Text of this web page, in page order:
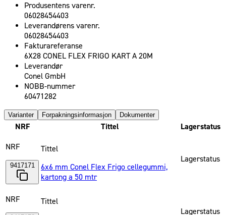
Produsentens varenr.
06028454403
Leverandørens varenr.
06028454403
Fakturareferanse
6X28 CONEL FLEX FRIGO KART A 20M
Leverandør
Conel GmbH
NOBB-nummer
60471282
Varianter Forpakningsinformasjon Dokumenter
NRF Tittel
Lagerstatus
NRF
9417171
Tittel
6x6 mm Conel Flex Frigo cellegummi,
kartong a 50 mtr
Lagerstatus
NRF
Tittel
Lagerstatus